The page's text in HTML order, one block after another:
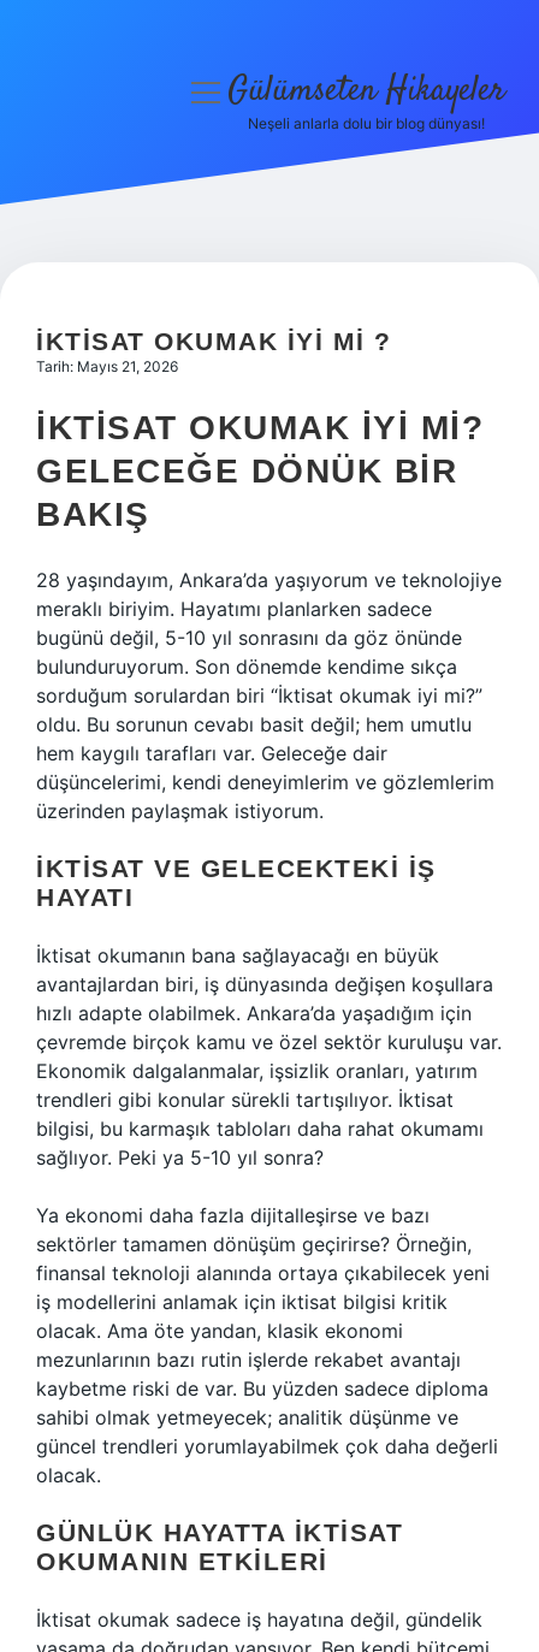
Hakkımızda
menüyüGülümseten Hikayeler
Neşeli anlarla dolu bir blog dünyası!
İKTISAT OKUMAK IYI MI ?
Tarih: Mayıs 21, 2026
İKTISAT OKUMAK İYI MI?
GELECEĞE DÖNÜK BIR
BAKIŞ
28 yaşındayım, Ankara’da yaşıyorum ve teknolojiye
meraklı biriyim. Hayatımı planlarken sadece
bugünü değil, 5-10 yıl sonrasını da göz önünde
bulunduruyorum. Son dönemde kendime sıkça
sorduğum sorulardan biri “İktisat okumak iyi mi?”
oldu. Bu sorunun cevabı basit değil; hem umutlu
hem kaygılı tarafları var. Geleceğe dair
düşüncelerimi, kendi deneyimlerim ve gözlemlerim
üzerinden paylaşmak istiyorum.
İKTISAT VE GELECEKTEKI İŞ
HAYATI
İktisat okumanın bana sağlayacağı en büyük
avantajlardan biri, iş dünyasında değişen koşullara
hızlı adapte olabilmek. Ankara’da yaşadığım için
çevremde birçok kamu ve özel sektör kuruluşu var.
Ekonomik dalgalanmalar, işsizlik oranları, yatırım
trendleri gibi konular sürekli tartışılıyor. İktisat
bilgisi, bu karmaşık tabloları daha rahat okumamı
sağlıyor. Peki ya 5-10 yıl sonra?
Ya ekonomi daha fazla dijitalleşirse ve bazı
sektörler tamamen dönüşüm geçirirse? Örneğin,
finansal teknoloji alanında ortaya çıkabilecek yeni
iş modellerini anlamak için iktisat bilgisi kritik
olacak. Ama öte yandan, klasik ekonomi
mezunlarının bazı rutin işlerde rekabet avantajı
kaybetme riski de var. Bu yüzden sadece diploma
sahibi olmak yetmeyecek; analitik düşünme ve
güncel trendleri yorumlayabilmek çok daha değerli
olacak.
GÜNLÜK HAYATTA İKTISAT
OKUMANIN ETKILERI
İktisat okumak sadece iş hayatına değil, gündelik